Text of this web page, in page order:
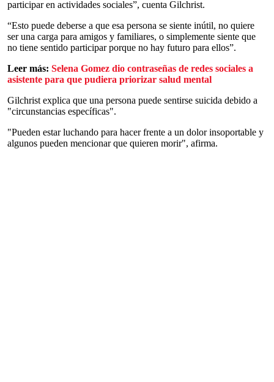
participar en actividades sociales”, cuenta Gilchrist.
“Esto puede deberse a que esa persona se siente inútil, no quiere
ser una carga para amigos y familiares, o simplemente siente que
no tiene sentido participar porque no hay futuro para ellos”.
Leer más: Selena Gomez dio contraseñas de redes sociales a
asistente para que pudiera priorizar salud mental
Gilchrist explica que una persona puede sentirse suicida debido a
"circunstancias específicas".
"Pueden estar luchando para hacer frente a un dolor insoportable y
algunos pueden mencionar que quieren morir", afirma.